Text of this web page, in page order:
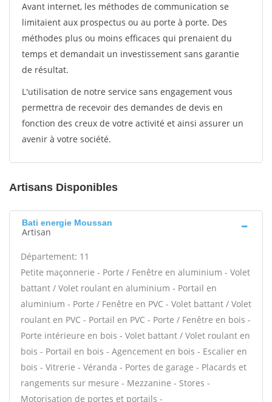
Avant internet, les méthodes de communication se
limitaient aux prospectus ou au porte à porte. Des
méthodes plus ou moins efficaces qui prenaient du
temps et demandait un investissement sans garantie
de résultat.
L'utilisation de notre service sans engagement vous
permettra de recevoir des demandes de devis en
fonction des creux de votre activité et ainsi assurer un
avenir à votre société.
Artisans Disponibles
Bati energie Moussan
Artisan
Département: 11
Petite maçonnerie - Porte / Fenêtre en aluminium - Volet
battant / Volet roulant en aluminium - Portail en
aluminium - Porte / Fenêtre en PVC - Volet battant / Volet
roulant en PVC - Portail en PVC - Porte / Fenêtre en bois -
Porte intérieure en bois - Volet battant / Volet roulant en
bois - Portail en bois - Agencement en bois - Escalier en
bois - Vitrerie - Véranda - Portes de garage - Placards et
rangements sur mesure - Mezzanine - Stores -
Motorisation de portes et portails -